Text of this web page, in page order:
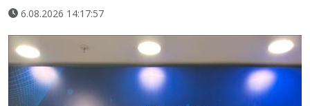
6.08.2026 14:17:57